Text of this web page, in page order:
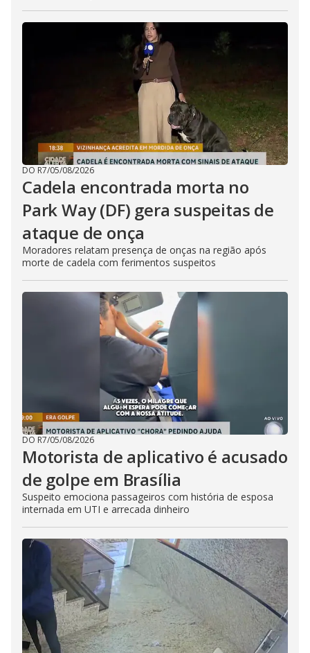
DO R7/05/08/2026
Cadela encontrada morta no
Park Way (DF) gera suspeitas de
ataque de onça
Moradores relatam presença de onças na região após
morte de cadela com ferimentos suspeitos
DO R7/05/08/2026
Motorista de aplicativo é acusado
de golpe em Brasília
Suspeito emociona passageiros com história de esposa
internada em UTI e arrecada dinheiro